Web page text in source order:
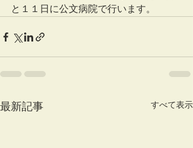
と１１日に公文病院で行います。
最新記事 すべて表示